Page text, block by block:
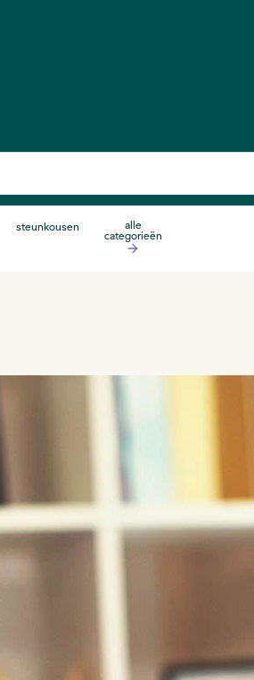
steunkousen
alle
categorieën